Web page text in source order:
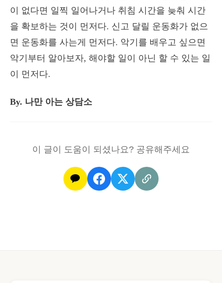
이 없다면 일찍 일어나거나 취침 시간을 늦춰 시간
을 확보하는 것이 먼저다. 신고 달릴 운동화가 없으
면 운동화를 사는게 먼저다. 악기를 배우고 싶으면
악기부터 알아보자, 해야할 일이 아닌 할 수 있는 일
이 먼저다.
By. 나만 아는 상담소
이 글이 도움이 되셨나요? 공유해주세요